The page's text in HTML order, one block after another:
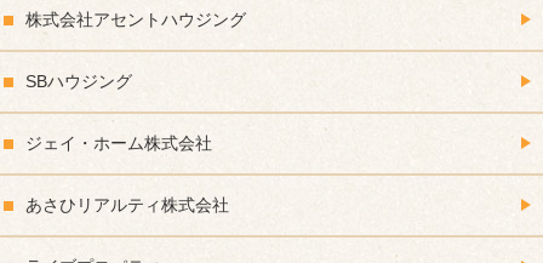
株式会社アセントハウジング
SBハウジング
ジェイ・ホーム株式会社
あさひリアルティ株式会社